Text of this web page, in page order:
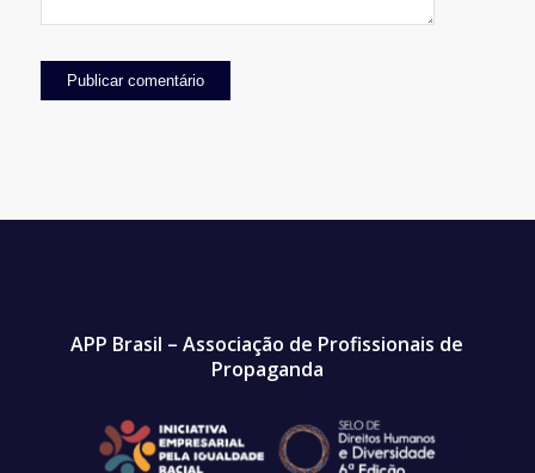
APP Brasil – Associação de Profissionais de
Propaganda